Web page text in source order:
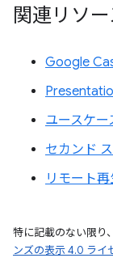
関連リソー
Google
ユースケー
セカンド
リモート再
特に記載のない限り
ンズの表示 4.0 ライ